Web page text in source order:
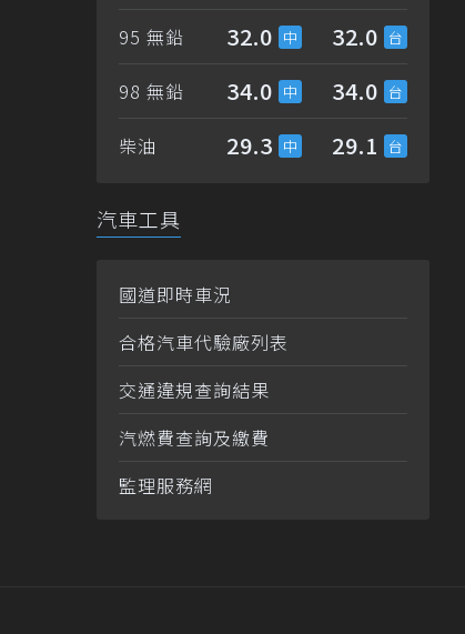
95 無鉛 32.0 32.0
98 無鉛 34.0 34.0
柴油 29.3 29.1
汽車工具
國道即時車況
合格汽車代驗廠列表
交通違規查詢結果
汽燃費查詢及繳費
監理服務網